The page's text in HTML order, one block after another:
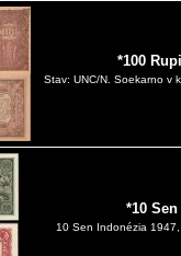
*100
Stav: UNC/N. Soekarno v
*10
10 Sen Indonézia